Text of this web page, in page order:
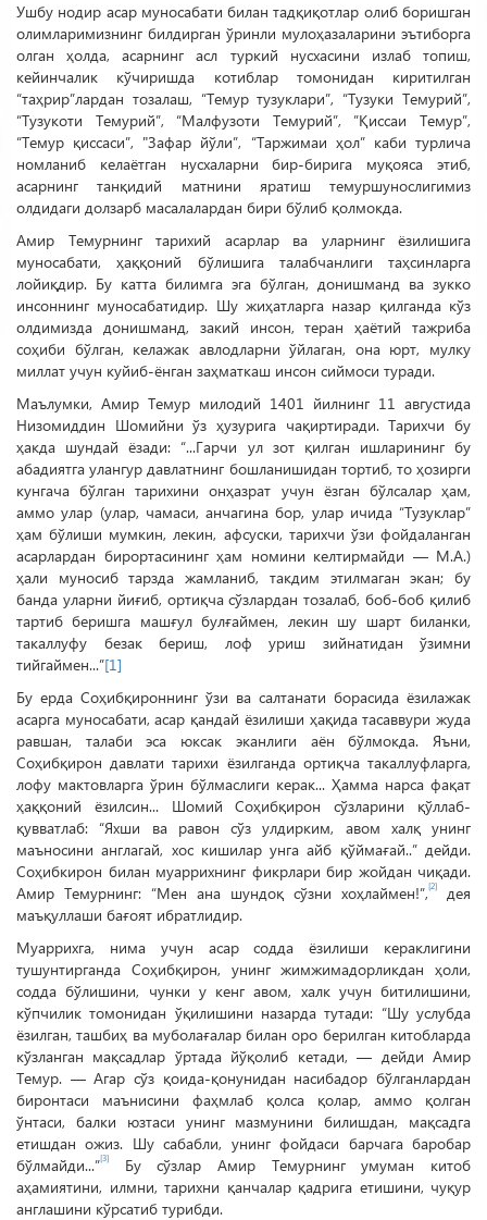
Ушбу нодир асар муносабати билан тадқиқотлар олиб боришган
олимларимизнинг билдирган ўринли мулоҳазаларини эътиборга
олган ҳолда, асарнинг асл туркий нусхасини излаб топиш,
кейинчалик кўчиришда котиблар томонидан киритилган
“таҳрир”лардан тозалаш, “Те­мур тузуклари”, “Тузуки Темурий”,
“Тузукоти Темурий”, “Малфузоти Темурий”, ”Қиссаи Темур”,
“Темур қиссаси”, "Зафар йўли”, “Таржимаи ҳол” каби турлича
номланиб келаётган нусхаларни бир-бирига муқояса этиб,
асарнинг танқидий матнини яратиш темуршунослигимиз
олдидаги долзарб масалалардан бири бўлиб қолмокда.
Амир Темурнинг тарихий асарлар ва уларнинг ёзилишига
муносабати, ҳаққоний бўлишига талабчанлиги таҳсинларга
лойиқдир. Бу катта билимга эга бўлган, донишманд ва зукко
инсоннинг муносабатидир. Шу жиҳатларга назар қилганда кўз
олдимизда донишманд, закий инсон, теран ҳаётий тажриба
соҳиби бўлган, келажак авлодларни ўйлаган, она юрт, мулку
миллат учун куйиб-ёнган заҳматкаш инсон сиймоси туради.
Маълумки, Амир Темур милодий 1401 йилнинг 11 августида
Низомиддин Шомийни ўз ҳузурига чақиртиради. Тарихчи бу
ҳакда шундай ёзади: “...Гарчи ул зот қилган ишларининг бу
абадиятга улангур давлатнинг бошланишидан тортиб, то ҳозирги
кунгача бўлган тарихини онҳазрат учун ёзган бўлсалар ҳам,
аммо улар (улар, чамаси, анчагина бор, улар ичида “Тузуклар”
ҳам бўлиши мумкин, лекин, афсуски, тарихчи ўзи фойдаланган
асарлардан бирортасининг ҳам номини келтирмайди — М.А.)
ҳали муносиб тарзда жамланиб, такдим этилмаган экан; бу
банда уларни йиғиб, ортиқча сўзлардан тозалаб, боб-боб қилиб
тартиб беришга машғул булғаймен, лекин шу шарт биланки,
такаллуфу безак бериш, лоф уриш зийнатидан ўзимни
тийгаймен...”[1]
Бу ерда Соҳибқироннинг ўзи ва салтанати борасида ёзилажак
асарга муносабати, асар қандай ёзилиши ҳақида тасаввури жуда
равшан, талаби эса юксак эканлиги аён бўлмокда. Яъни,
Соҳибқирон давлати тарихи ёзилганда ортиқча такаллуфларга,
лофу мактовларга ўрин бўлмаслиги керак... Ҳамма нарса фақат
ҳаққоний ёзилсин... Шомий Соҳибқирон сўзларини қўллаб-
қувватлаб: “Яхши ва равон сўз улдирким, авом халқ унинг
маъносини англагай, хос кишилар унга айб қўймағай..” дейди.
Соҳибкирон билан муаррихнинг фикрлари бир жойдан чиқади.
Амир Темурнинг: “Мен ана шундоқ сўзни хоҳлаймен!”,[2]
дея
маъқуллаши бағоят ибратлидир.
Муаррихга, нима учун асар содда ёзилиши кераклигини
тушунтирганда Соҳибқирон, унинг жимжимадорликдан ҳоли,
содда бўлишини, чунки у кенг авом, халк учун битилишини,
кўпчилик томонидан ўқилишини назарда тутади: “Шу услубда
ёзилган, ташбиҳ ва муболағалар билан оро берилган китобларда
кўзланган мақсадлар ўртада йўқолиб кетади, — дейди Амир
Темур. — Агар сўз қоида-қонунидан насибадор бўлганлардан
биронтаси маънисини фаҳмлаб қолса қолар, аммо қолган
ўнтаси, балки юзтаси унинг мазмунини билишдан, мақсадга
етишдан ожиз. Шу сабабли, унинг фойдаси барчага баробар
бўлмайди...”[3]
Бу сўзлар Амир Темурнинг умуман китоб
аҳамиятини, илмни, тарихни қанчалар қадрига етишини, чуқур
англашини кўрсатиб турибди.